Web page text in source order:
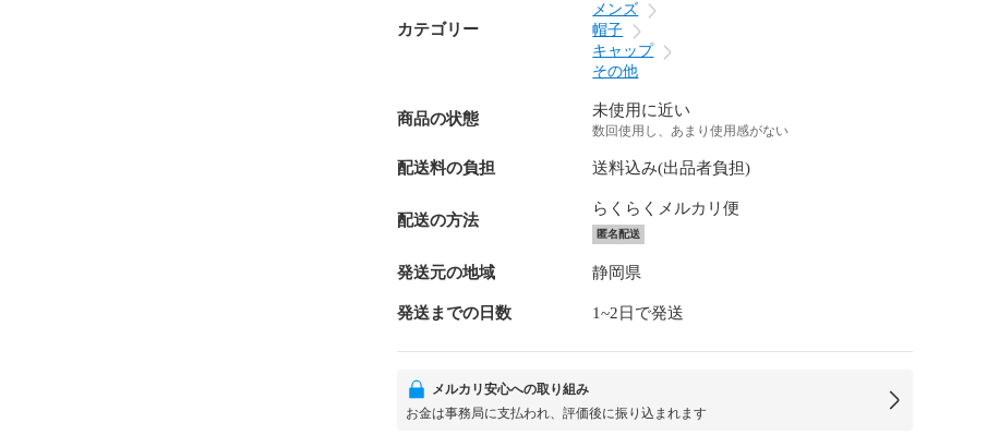
カテゴリー
メンズ
帽子
キャップ
その他
商品の状態 未使用に近い
数回使用し、あまり使用感がない
配送料の負担 送料込み(出品者負担)
配送の方法
らくらくメルカリ便
匿名配送
発送元の地域 静岡県
発送までの日数 1~2日で発送
メルカリ安心への取り組み
お金は事務局に支払われ、評価後に振り込まれます